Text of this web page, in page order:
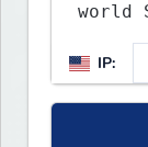
world
no
IP: